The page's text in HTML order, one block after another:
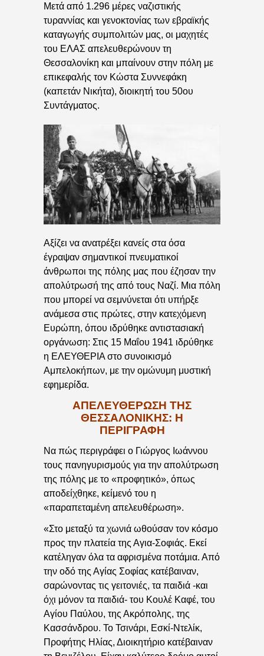
Μετά από 1.296 μέρες ναζιστικής
τυραννίας και γενοκτονίας των εβραϊκής
καταγωγής συμπολιτών μας, οι μαχητές
του ΕΛΑΣ απελευθερώνουν τη
Θεσσαλονίκη και μπαίνουν στην πόλη με
επικεφαλής τον Κώστα Συννεφάκη
(καπετάν Νικήτα), διοικητή του 50ου
Συντάγματος.
Αξίζει να ανατρέξει κανείς στα όσα
έγραψαν σημαντικοί πνευματικοί
άνθρωποι της πόλης μας που έζησαν την
απολύτρωσή της από τους Ναζί. Μια πόλη
που μπορεί να σεμνύνεται ότι υπήρξε
ανάμεσα στις πρώτες, στην κατεχόμενη
Ευρώπη, όπου ιδρύθηκε αντιστασιακή
οργάνωση: Στις 15 Μαΐου 1941 ιδρύθηκε
η ΕΛΕΥΘΕΡΙΑ στο συνοικισμό
Αμπελοκήπων, με την ομώνυμη μυστική
εφημερίδα.
ΑΠΕΛΕΥΘΈΡΩΣΗ ΤΗΣ
ΘΕΣΣΑΛΟΝΊΚΗΣ: Η
ΠΕΡΙΓΡΑΦΉ
Να πώς περιγράφει ο Γιώργος Ιωάννου
τους πανηγυρισμούς για την απολύτρωση
της πόλης με το «προφητικό», όπως
αποδείχθηκε, κείμενό του η
«παραπεταμένη απελευθέρωση».
«Στο μεταξύ τα χωνιά ωθούσαν τον κόσμο
προς την πλατεία της Αγια-Σοφιάς. Εκεί
κατέληγαν όλα τα αφρισμένα ποτάμια. Από
την οδό της Αγίας Σοφίας κατέβαιναν,
σαρώνοντας τις γειτονιές, τα παιδιά -και
όχι μόνον τα παιδιά- του Κουλέ Καφέ, του
Αγίου Παύλου, της Ακρόπολης, της
Κασσάνδρου. Το Τσινάρι, Εσκί-Ντελίκ,
Προφήτης Ηλίας, Διοικητήριο κατέβαιναν